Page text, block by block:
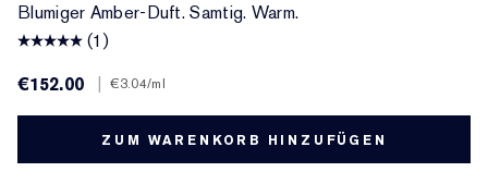
Blumiger Amber-Duft. Samtig. Warm.
(1)
€152.00
€3.04/ml
ZUM WARENKORB HINZUFÜGEN